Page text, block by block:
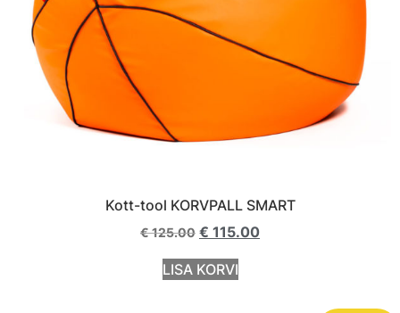
Kott-tool KORVPALL SMART
€125.00 € 115.00
LISA KORVI